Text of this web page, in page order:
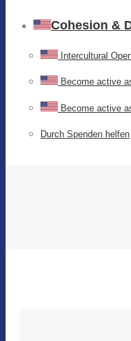
Cohesion &
Intercultural
Become active
Become active
Durch Spenden helfen